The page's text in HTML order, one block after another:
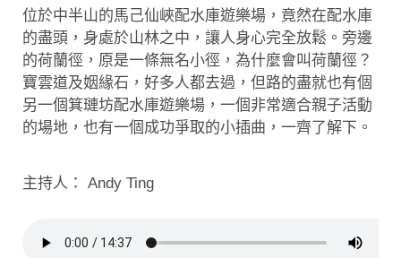
位於中半山的馬己仙峽配水庫遊樂場，竟然在配水庫
的盡頭，身處於山林之中，讓人身心完全放鬆。旁邊
的荷蘭徑，原是一條無名小徑，為什麼會叫荷蘭徑？
寶雲道及姻緣石，好多人都去過，但路的盡就也有個
另一個箕璉坊配水庫遊樂場，一個非常適合親子活動
的場地，也有一個成功爭取的小插曲，一齊了解下。
主持人： Andy Ting